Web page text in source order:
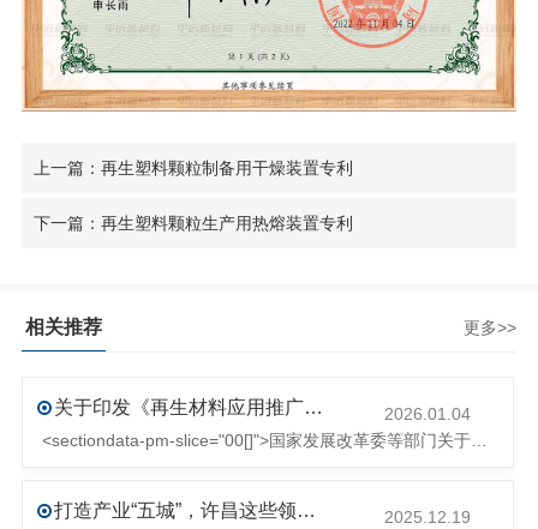
上一篇：再生塑料颗粒制备用干燥装置专利
下一篇：再生塑料颗粒生产用热熔装置专利
相关推荐 更多>>
关于印发《再生材料应用推广行动方案》的通知(发改环资〔2025〕1681号)
2026.01.04
打造产业“五城”，许昌这些领域将迎来大发展！
2025.12.19